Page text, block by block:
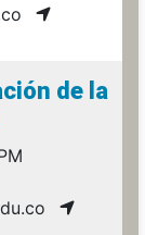
de la